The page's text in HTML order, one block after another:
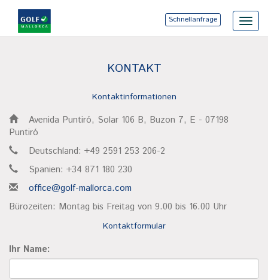
Schnellanfrage
KONTAKT
Kontaktinformationen
Avenida Puntiró, Solar 106 B, Buzon 7, E - 07198
Puntiró
Deutschland: +49 2591 253 206-2
Spanien: +34 871 180 230
office@golf-mallorca.com
Bürozeiten: Montag bis Freitag von 9.00 bis 16.00 Uhr
Kontaktformular
Ihr Name: